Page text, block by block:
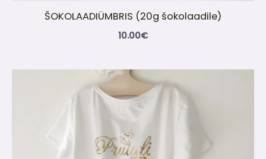
ŠOKOLAADIÜMBRIS (20g šokolaadile)
10.00€